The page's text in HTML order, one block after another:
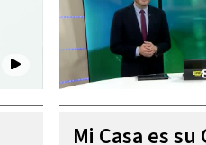
Mi Casa es su